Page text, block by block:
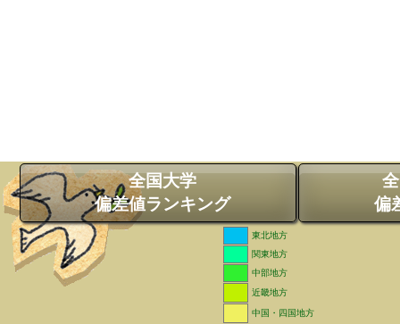
全国大学
偏差値ランキング
偏
東北地方
関東地方
中部地方
近畿地方
中国・四国地方